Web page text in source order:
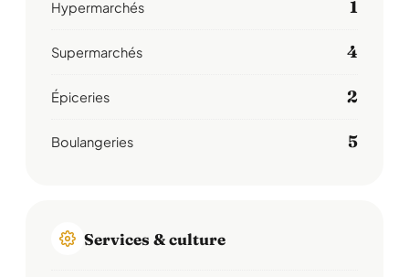
Hypermarchés 1
Supermarchés 4
Épiceries 2
Boulangeries 5
Services & culture